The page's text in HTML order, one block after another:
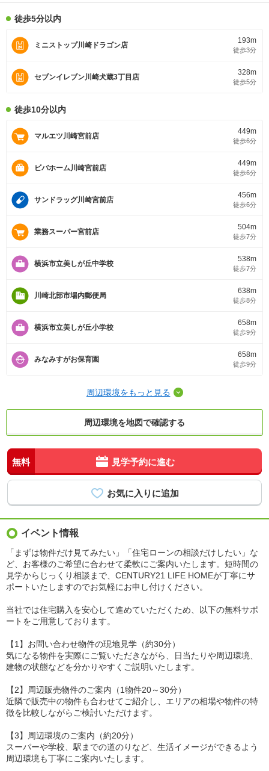
徒歩5分以内
ミニストップ川崎ドラゴン店
193m
徒歩3分
セブンイレブン川崎犬蔵3丁目店
328m
徒歩5分
徒歩10分以内
マルエツ川崎宮前店
449m
徒歩6分
ビバホーム川崎宮前店
449m
徒歩6分
サンドラッグ川崎宮前店
456m
徒歩6分
業務スーパー宮前店
504m
徒歩7分
横浜市立美しが丘中学校
538m
徒歩7分
川崎北部市場内郵便局
638m
徒歩8分
横浜市立美しが丘小学校
658m
徒歩9分
みなみすがお保育園
658m
徒歩9分
周辺環境をもっと見る
周辺環境を地図で確認する
無料 見学予約に進む
イベント情報
「まずは物件だけ見てみたい」「住宅ローンの相談だけしたい」な
ど、お客様のご希望に合わせて柔軟にご案内いたします。短時間の
見学からじっくり相談まで、CENTURY21 LIFE HOMEが丁寧にサ
ポートいたしますのでお気軽にお申し付けください。
当社では住宅購入を安心して進めていただくため、以下の無料サポ
ートをご用意しております。
【1】お問い合わせ物件の現地見学（約30分）
気になる物件を実際にご覧いただきながら、日当たりや周辺環境、
建物の状態などを分かりやすくご説明いたします。
【2】周辺販売物件のご案内（1物件20～30分）
近隣で販売中の物件も合わせてご紹介し、エリアの相場や物件の特
徴を比較しながらご検討いただけます。
【3】周辺環境のご案内（約20分）
スーパーや学校、駅までの道のりなど、生活イメージができるよう
周辺環境も丁寧にご案内いたします。